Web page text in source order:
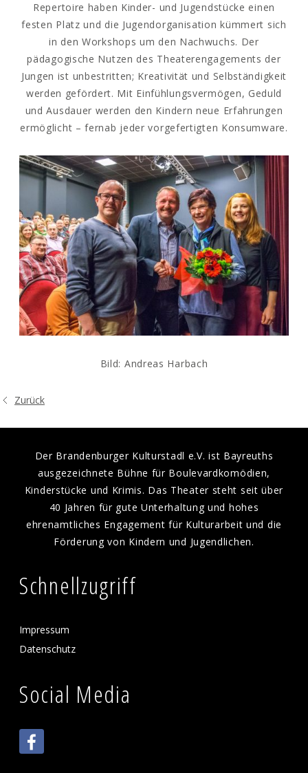
Repertoire haben Kinder- und Jugendstücke einen
festen Platz und die Jugendorganisation kümmert sich
in den Workshops um den Nachwuchs. Der
pädagogische Nutzen des Theaterengagements der
Jungen ist unbestritten; Kreativität und Selbständigkeit
werden gefördert. Mit Einfühlungsvermögen, Geduld
und Ausdauer werden den Kindern neue Erfahrungen
ermöglicht – fernab jeder vorgefertigten Konsumware.
Bild: Andreas Harbach
Zurück
Der Brandenburger Kulturstadl e.V. ist Bayreuths
ausgezeichnete Bühne für Boulevardkomödien,
Kinderstücke und Krimis. Das Theater steht seit über
40 Jahren für gute Unterhaltung und hohes
ehrenamtliches Engagement für Kulturarbeit und die
Förderung von Kindern und Jugendlichen.
Schnellzugriff
Impressum
Datenschutz
Social Media